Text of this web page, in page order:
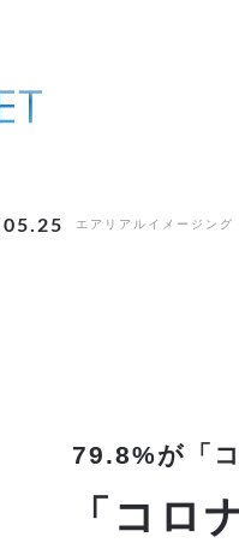
エアリアルイメージング
79.8%が「
「コロ